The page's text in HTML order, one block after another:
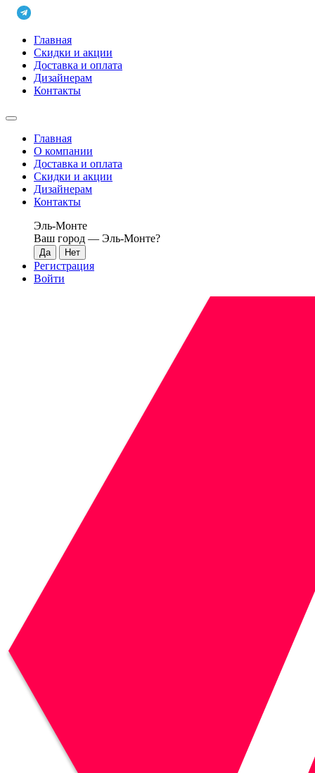
Главная
Скидки и акции
Доставка и оплата
Дизайнерам
Контакты
Главная
О компании
Доставка и оплата
Скидки и акции
Дизайнерам
Контакты
Эль-Монте
Ваш город — Эль-Монте?
Регистрация
Войти